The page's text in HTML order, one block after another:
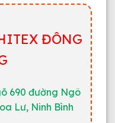
ĐÔNG
690 đường Ngô
Lư, Ninh Bình